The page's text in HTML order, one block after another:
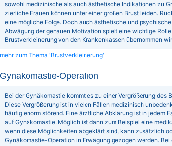
sowohl medizinische als auch ästhetische Indikationen zu
zierliche Frauen können unter einer großen Brust leiden.
eine mögliche Folge. Doch auch ästhetische und
Abwägung der genauen Motivation spielt eine wichtige
Brustverkleinerung von den Krankenkassen übernommen
mehr zum Thema 'Brustverkleinerung'
Gynäkomastie-Operation
Bei der Gynäkomastie kommt es zu einer Vergrößerung des
Diese Vergrößerung ist in vielen Fällen medizinisch
häufig enorm störend. Eine ärztliche Abklärung ist in jedem
auf Gynäkomastie. Möglich ist dann zum Beispiel eine
wenn diese Möglichkeiten abgeklärt sind, kann zusätzlich
Gynäkomastie-Operation in Erwägung gezogen werden. Bei